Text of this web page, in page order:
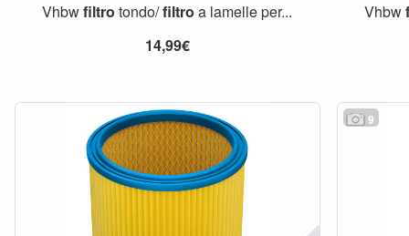
Vhbwfiltro tondo/filtro a lamelle per...
14,99€
Vhbw
9